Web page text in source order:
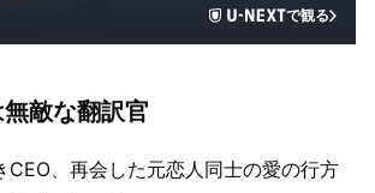
で観る
敵な翻訳官
CEO、再会した元恋人同士の愛の行方